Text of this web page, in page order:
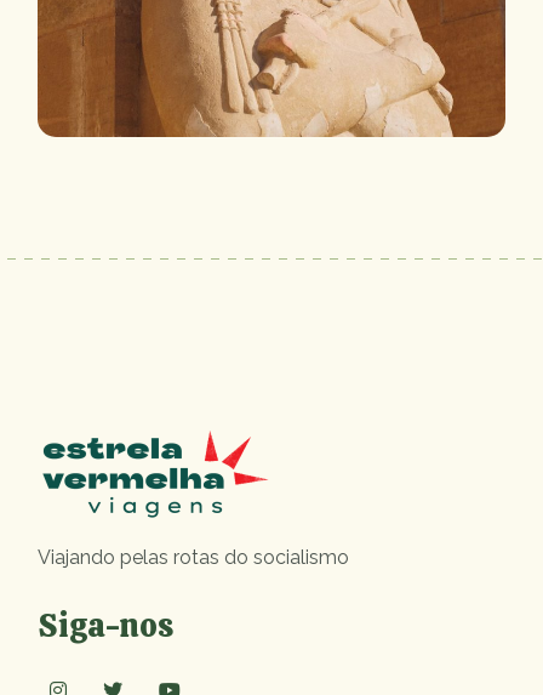
Viajando pelas rotas do socialismo
Siga-nos